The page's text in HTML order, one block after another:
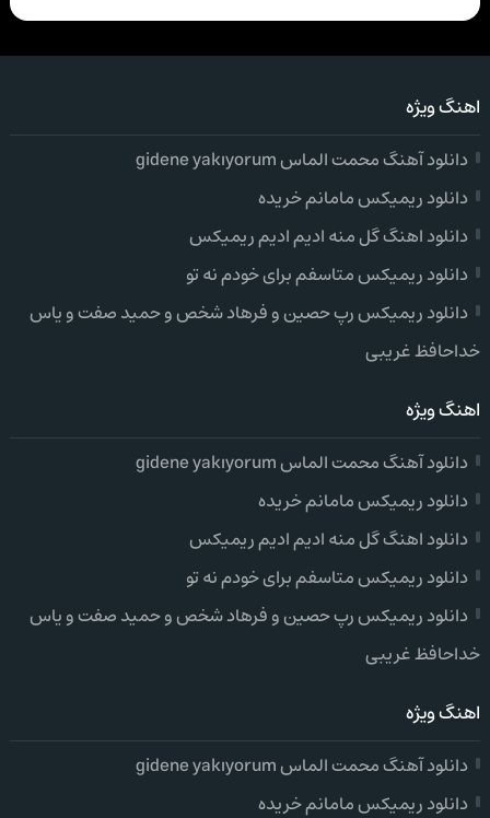
اهنگ ویژه
دانلود آهنگ محمت الماس gidene yakıyorum
دانلود ریمیکس مامانم خریده
دانلود اهنگ گل منه ادیم ادیم ریمیکس
دانلود ریمیکس متاسفم برای خودم نه تو
دانلود ریمیکس رپ حصین و فرهاد شخص و حمید صفت و یاس
خداحافظ غریبی
اهنگ ویژه
دانلود آهنگ محمت الماس gidene yakıyorum
دانلود ریمیکس مامانم خریده
دانلود اهنگ گل منه ادیم ادیم ریمیکس
دانلود ریمیکس متاسفم برای خودم نه تو
دانلود ریمیکس رپ حصین و فرهاد شخص و حمید صفت و یاس
خداحافظ غریبی
اهنگ ویژه
دانلود آهنگ محمت الماس gidene yakıyorum
دانلود ریمیکس مامانم خریده